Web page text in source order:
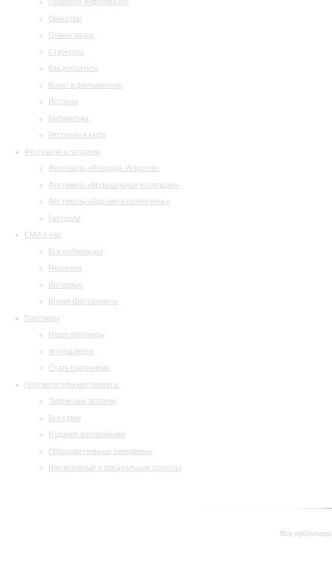
Правовая информация
Оркестры
Планы залов
Структура
Как добраться
Визит в филармонию
История
Библиотека
Ресторан и кафе
Фестивали и гастроли
Фестиваль «Площадь Искусств»
Фестиваль «Музыкальная коллекция»
Фестиваль «Барокко в белую ночь»
Гастроли
СМИ о нас
Все публикации
Рецензии
Интервью
Время Шостаковича
Партнеры
Наши партнеры
Фотогалерея
Стать партнером
Просветительские проекты
Творческие встречи
Выставки
Издания филармонии
Образовательные программы
Инклюзивные и специальные проекты
Все